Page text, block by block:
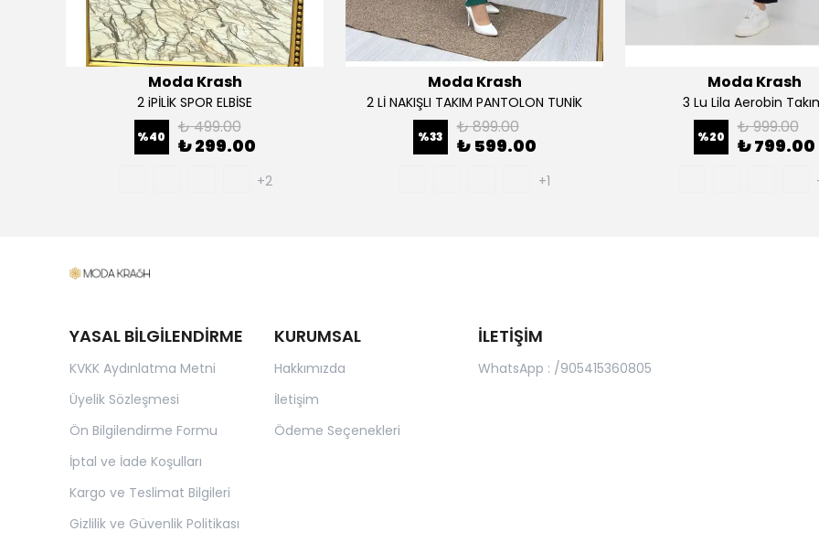
Moda Krash
2 iPİLİK SPOR ELBİSE
%40 ₺ 499.00
₺ 299.00
+2
Moda Krash
2 Lİ NAKIŞLI TAKIM PANTOLON TUNİK
%33 ₺ 899.00
₺ 599.00
+1
Moda Krash
3 Lu Lila Aerobin
%20 ₺ 999.00
₺ 799.00
YASAL BİLGİLENDİRME
KVKK Aydınlatma Metni
Üyelik Sözleşmesi
Ön Bilgilendirme Formu
İptal ve İade Koşulları
Kargo ve Teslimat Bilgileri
Gizlilik ve Güvenlik Politikası
KURUMSAL
Hakkımızda
İletişim
Ödeme Seçenekleri
İLETİŞİM
WhatsApp : /905415360805